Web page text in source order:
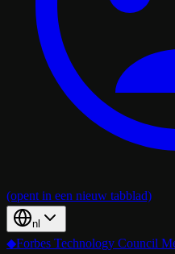
(opent in een nieuw tabblad)
nl
◆Forbes Technology Council